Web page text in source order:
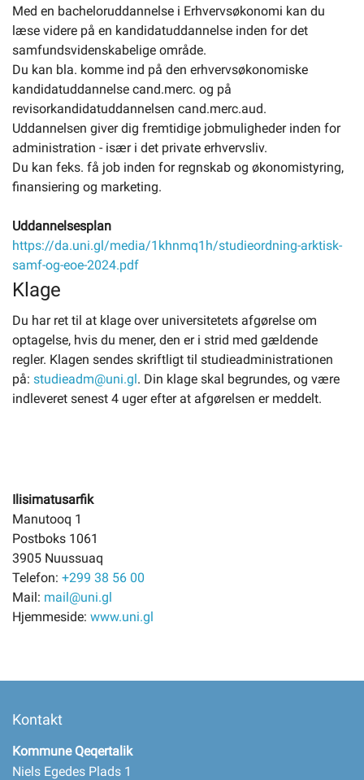
Med en bacheloruddannelse i Erhvervsøkonomi kan du
læse videre på en kandidatuddannelse inden for det
samfundsvidenskabelige område.
Du kan bla. komme ind på den erhvervsøkonomiske
kandidatuddannelse cand.merc. og på
revisorkandidatuddannelsen cand.merc.aud.
Uddannelsen giver dig fremtidige jobmuligheder inden for
administration - især i det private erhvervsliv.
Du kan feks. få job inden for regnskab og økonomistyring,
finansiering og marketing.
Uddannelsesplan
https://da.uni.gl/media/1khnmq1h/studieordning-arktisk-
samf-og-eoe-2024.pdf
Klage
Du har ret til at klage over universitetets afgørelse om
optagelse, hvis du mener, den er i strid med gældende
regler. Klagen sendes skriftligt til studieadministrationen
på: studieadm@uni.gl. Din klage skal begrundes, og være
indleveret senest 4 uger efter at afgørelsen er meddelt.
Ilisimatusarfik
Manutooq 1
Postboks 1061
3905 Nuussuaq
Telefon: +299 38 56 00
Mail: mail@uni.gl
Hjemmeside: www.uni.gl
Kontakt
Kommune Qeqertalik
Niels Egedes Plads 1